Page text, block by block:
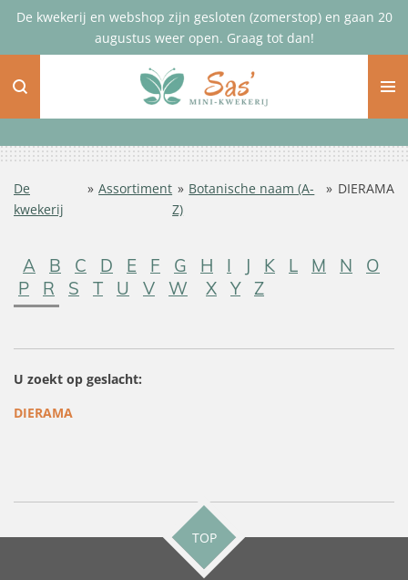
Ga
de
De kwekerij en webshop zijn gesloten (zomerstop) en gaan 20
augustus weer open. Graag tot dan!
De
kwekerij
» Assortiment » Botanische naam (A-
Z)
» DIERAMA
A B C D E F G H I J K L M N
O
P
R S T U V W X Y Z
U zoekt op geslacht:
DIERAMA
TOP